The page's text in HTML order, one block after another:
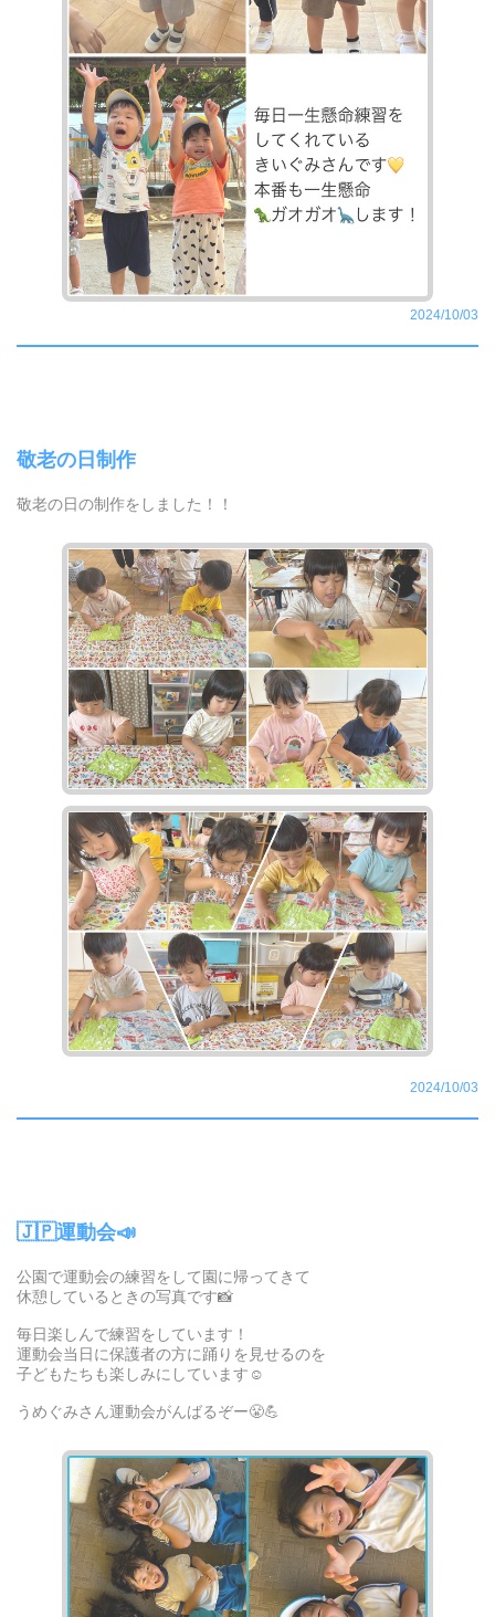
2024/10/03
敬老の日制作
敬老の日の制作をしました！！
2024/10/03
🇯🇵運動会📣
公園で運動会の練習をして園に帰ってきて
休憩しているときの写真です📸
毎日楽しんで練習をしています！
運動会当日に保護者の方に踊りを見せるのを
子どもたちも楽しみにしています☺️
うめぐみさん運動会がんばるぞー😤💪